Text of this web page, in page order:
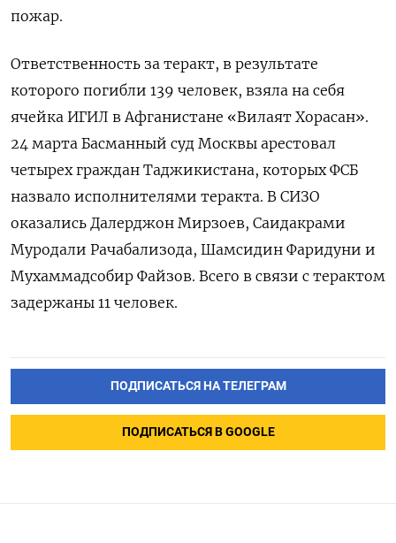
пожар.
Ответственность за теракт, в результате
которого погибли 139 человек, взяла на себя
ячейка ИГИЛ в Афганистане «Вилаят Хорасан».
24 марта Басманный суд Москвы арестовал
четырех граждан Таджикистана, которых ФСБ
назвало исполнителями теракта. В СИЗО
оказались Далерджон Мирзоев, Саидакрами
Муродали Рачабализода, Шамсидин Фаридуни и
Мухаммадсобир Файзов. Всего в связи с терактом
задержаны 11 человек.
ПОДПИСАТЬСЯ НА ТЕЛЕГРАМ
ПОДПИСАТЬСЯ В GOOGLE